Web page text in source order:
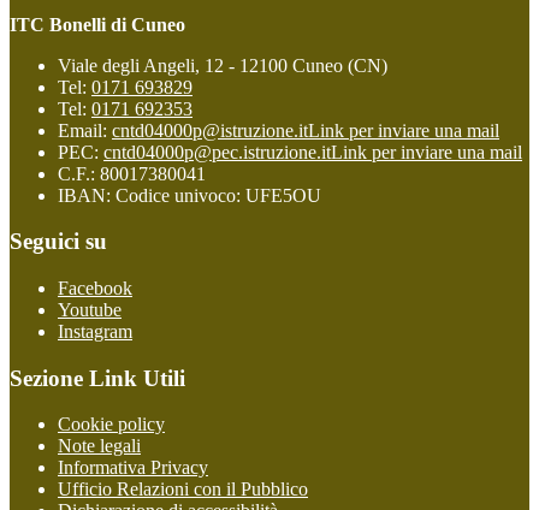
ITC Bonelli di Cuneo
Viale degli Angeli, 12 - 12100 Cuneo (CN)
Tel: 0171 693829
Tel: 0171 692353
Email: cntd04000p@istruzione.itLink per inviare una mail
PEC: cntd04000p@pec.istruzione.itLink per inviare una mail
C.F.: 80017380041
IBAN: Codice univoco: UFE5OU
Seguici su
Facebook
Youtube
Instagram
Sezione Link Utili
Cookie policy
Note legali
Informativa Privacy
Ufficio Relazioni con il Pubblico